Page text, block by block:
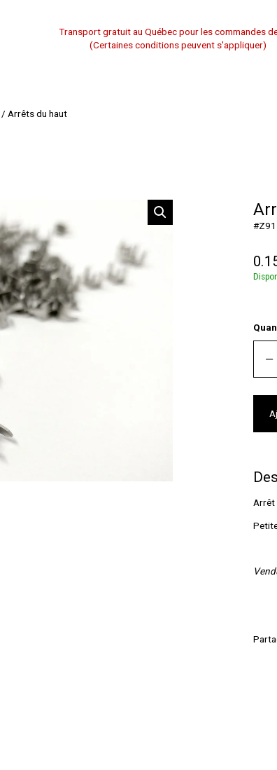
Transport gratuit au Québec pour les commandes
(Certaines conditions peuvent s'appliquer)
/ Arrêts du haut
#
Arrêt